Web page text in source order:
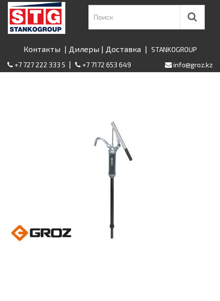
Контакты | Дилеры | Доставка | STANKOGROUP
+7 727 222 333 5 | +7 7172 653 649 info@groz.kz